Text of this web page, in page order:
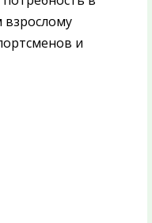
взрослому
и